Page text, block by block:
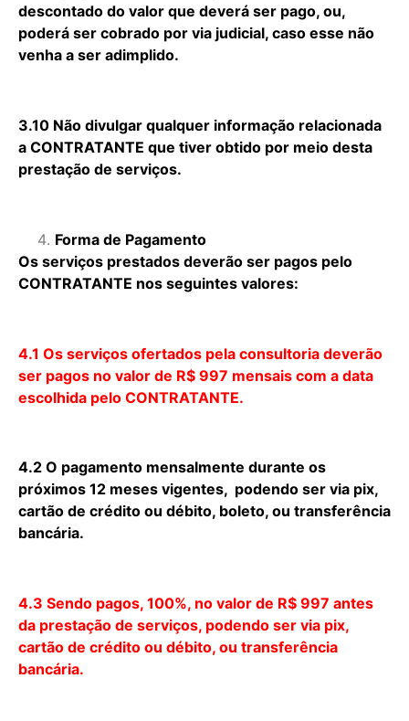
descontado do valor que deverá ser pago, ou,
poderá ser cobrado por via judicial, caso esse não
venha a ser adimplido.
3.10 Não divulgar qualquer informação relacionada
a CONTRATANTE que tiver obtido por meio desta
prestação de serviços.
Forma de Pagamento
Os serviços prestados deverão ser pagos pelo
CONTRATANTE nos seguintes valores:
4.1 Os serviços ofertados pela consultoria deverão
ser pagos no valor de R$ 997 mensais com a data
escolhida pelo CONTRATANTE.
4.2 O pagamento mensalmente durante os
próximos 12 meses vigentes, podendo ser via pix,
cartão de crédito ou débito, boleto, ou transferência
bancária.
4.3 Sendo pagos, 100%, no valor de R$ 997 antes
da prestação de serviços, podendo ser via pix,
cartão de crédito ou débito, ou transferência
bancária.